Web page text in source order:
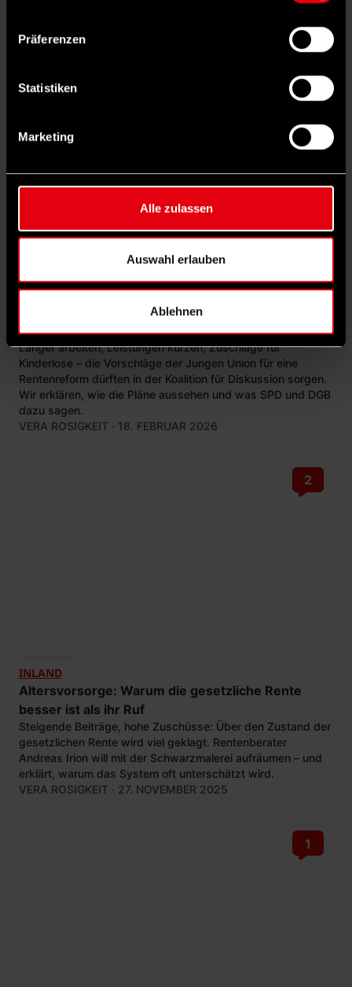
Präferenzen
Statistiken
Marketing
Alle zulassen
Auswahl erlauben
Ablehnen
interessante Rubriken
5
INLAND
Rentenreform: Das sind die Kürzungsvorschläge
der Jungen Union
Länger arbeiten, Leistungen kürzen, Zuschläge für
Kinderlose – die Vorschläge der Jungen Union für eine
Rentenreform dürften in der Koalition für Diskussion sorgen.
Wir erklären, wie die Pläne aussehen und was SPD und DGB
dazu sagen.
VERA ROSIGKEIT · 18. FEBRUAR 2026
2
INLAND
Altersvorsorge: Warum die gesetzliche Rente
besser ist als ihr Ruf
Steigende Beiträge, hohe Zuschüsse: Über den Zustand der
gesetzlichen Rente wird viel geklagt. Rentenberater
Andreas Irion will mit der Schwarzmalerei aufräumen – und
erklärt, warum das System oft unterschätzt wird.
VERA ROSIGKEIT · 27. NOVEMBER 2025
1